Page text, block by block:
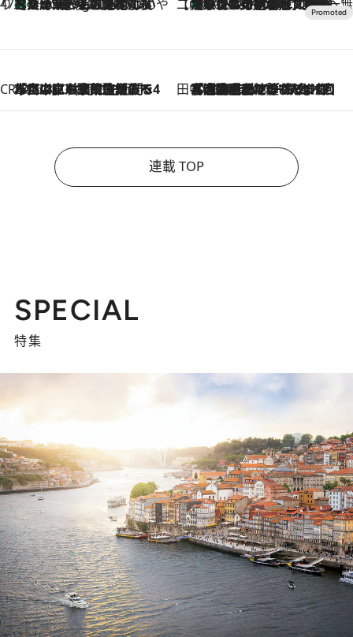
47都道府県の手みやげ ひんやりスイーツで夏を満喫
1 Hour Ago
【兵庫県】この夏絶対食べたい 冷やしておいしいおやつ3選 淡路島の恵みをジェラートに集約 【CREA×星野リゾート】唯一無二。癒しと発見が待つ場所へ
2026.8.7
【トンボの足水浴】ヒノキの香りに包まれて涼感マックス！約13℃の湧水かけ流しを避暑地「星野温泉 トンボの湯」で体験
CREA'S CHOICE
2026.8.7
「立川にも歌舞伎があるんだよ」 片岡仁左衛門・市川中車ら豪華座組みで4年目の立川立飛歌舞伎へ 田中稲の勝手に再ブーム
2026.8.7
「湘南乃風に憧れて」観客大盛上がりの“タオル回し”に、ラッパー顔負けの高速歌唱まで…さだまさし（74）のアグレッシブすぎる現在地
連載 TOP
SPECIAL
特集